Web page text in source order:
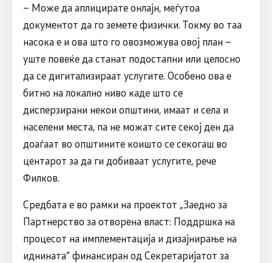
– Може да аплицирате онлајн, меѓутоа
документот да го земете физички. Токму во таа
насока е и ова што го овозможува овој план –
уште повеќе да станат подостапни или целосно
да се дигитализираат услугите. Особено ова е
битно на локално ниво каде што се
дисперзирани некои општини, имаат и села и
населени места, па не можат сите секој ден да
доаѓаат во општините коишто се секогаш во
центарот за да ги добиваат услугите, рече
Филков.
Средбата е во рамки на проектот „Заедно за
Партнерство за отворена власт: Поддршка на
процесот на имплементација и дизајнирање на
иднината“ финансиран од Секретаријатот за